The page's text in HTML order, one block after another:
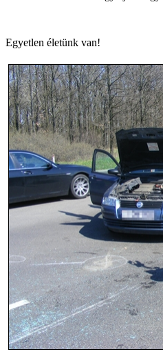
Egyetlen életünk van!